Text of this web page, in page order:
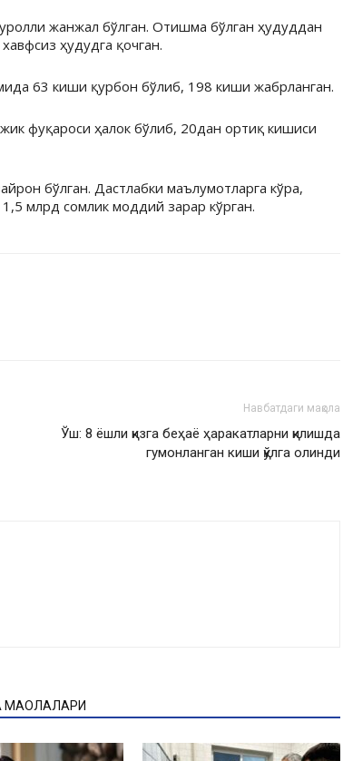
жанжал бўлган. Отишма бўлган ҳудуддан
ҳудудга қочган.
63 киши қурбон бўлиб, 198 киши жабрланган.
фуқароси ҳалок бўлиб, 20дан ортиқ кишиси
бўлган. Дастлабки маълумотларга кўра,
млрд сомлик моддий зарар кўрган.
Навбатдаги мақола
Ўш: 8 ёшли қизга беҳаё ҳаракатларни қилишда
гумонланган киши қўлга олинди
МАҚОЛАЛАРИ